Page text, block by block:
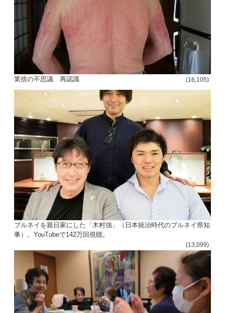
業捨の不思議 再認識 (16,105)
ブルネイを親日家にした「木村強」（日本統治時代のブルネイ県知
事）。YouTubeで142万回視聴。
(13,099)